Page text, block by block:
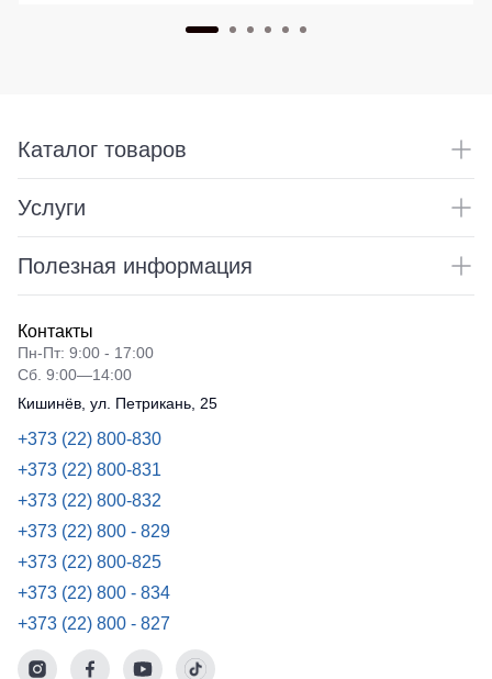
Каталог товаров
Услуги
Полезная информация
Контакты
Пн-Пт: 9:00 - 17:00
Сб. 9:00—14:00
Кишинёв, ул. Петрикань, 25
+373 (22) 800-830
+373 (22) 800-831
+373 (22) 800-832
+373 (22) 800 - 829
+373 (22) 800-825
+373 (22) 800 - 834
+373 (22) 800 - 827